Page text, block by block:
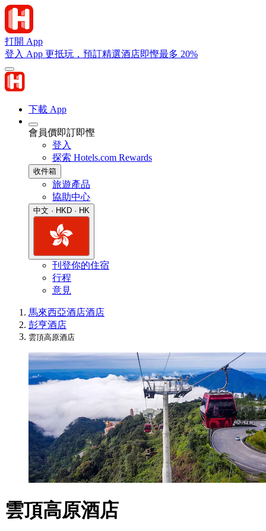
打開 App
登入 App 更抵玩，預訂精選酒店即慳最多 20%
下載 App
會員價即訂即慳
登入
探索 Hotels.com Rewards
收件箱
旅遊產品
協助中心
中文 · HKD · HK
刊登你的住宿
行程
意見
馬來西亞酒店酒店
彭亨酒店
雲頂高原酒店
雲頂高原酒店